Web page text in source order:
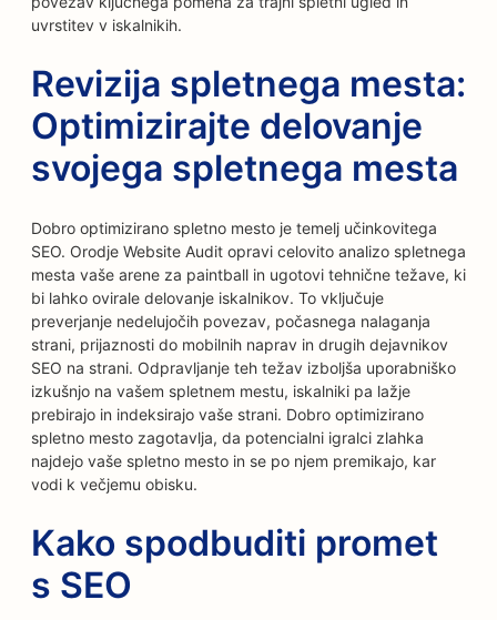
uvrstitev v iskalnikih.
Revizija spletnega mesta:
Optimizirajte delovanje
svojega spletnega mesta
Dobro optimizirano spletno mesto je temelj učinkovitega
SEO. Orodje Website Audit opravi celovito analizo spletnega
mesta vaše arene za paintball in ugotovi tehnične težave, ki
bi lahko ovirale delovanje iskalnikov. To vključuje
preverjanje nedelujočih povezav, počasnega nalaganja
strani, prijaznosti do mobilnih naprav in drugih dejavnikov
SEO na strani. Odpravljanje teh težav izboljša uporabniško
izkušnjo na vašem spletnem mestu, iskalniki pa lažje
prebirajo in indeksirajo vaše strani. Dobro optimizirano
spletno mesto zagotavlja, da potencialni igralci zlahka
najdejo vaše spletno mesto in se po njem premikajo, kar
vodi k večjemu obisku.
Kako spodbuditi promet
s SEO